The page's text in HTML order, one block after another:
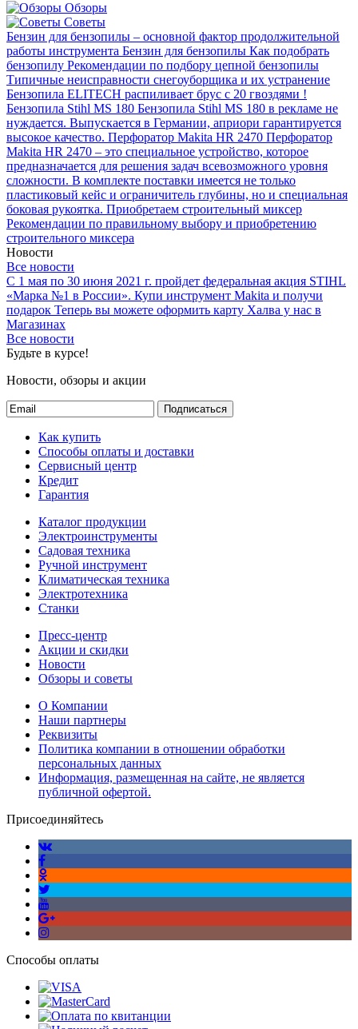
Обзоры
Советы
Бензин для бензопилы – основной фактор продолжительной
работы инструмента Бензин для бензопилы Как подобрать
бензопилу Рекомендации по подбору цепной бензопилы
Типичные неисправности снегоуборщика и их устранение
Бензопила ELITECH распиливает брус с 20 гвоздями !
Бензопила Stihl MS 180 Бензопила Stihl MS 180 в рекламе не
нуждается. Выпускается в Германии, априори гарантируется
высокое качество. Перфоратор Makita HR 2470 Перфоратор
Makita HR 2470 – это специальное устройство, которое
предназначается для решения задач всевозможного уровня
сложности. В комплекте поставки имеется не только
пластиковый кейс и ограничитель глубины, но и специальная
боковая рукоятка. Приобретаем строительный миксер
Рекомендации по правильному выбору и приобретению
строительного миксера
Новости
Все новости
С 1 мая по 30 июня 2021 г. пройдет федеральная акция STIHL
«Марка №1 в России». Купи инструмент Makita и получи
подарок Теперь вы можете оформить карту Халва у нас в
Магазинах
Все новости
Будьте в курсе!
Новости, обзоры и акции
Подписаться
Как купить
Способы оплаты и доставки
Сервисный центр
Кредит
Гарантия
Каталог продукции
Электроинструменты
Садовая техника
Ручной инструмент
Климатическая техника
Электротехника
Станки
Пресс-центр
Акции и скидки
Новости
Обзоры и советы
О Компании
Наши партнеры
Реквизиты
Политика компании в отношении обработки
персональных данных
Информация, размещенная на сайте, не является
публичной офертой.
Присоединяйтесь
Способы оплаты